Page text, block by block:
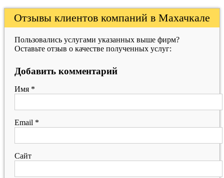
Отзывы клиентов компаний в Махачкале
Пользовались услугами указанных выше фирм?
Оставьте отзыв о качестве полученных услуг:
Добавить комментарий
Имя *
Email *
Сайт